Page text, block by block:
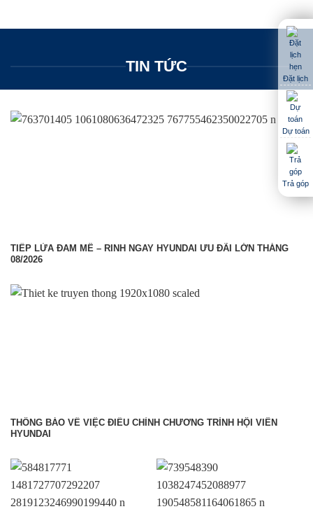
TIN TỨC
TIẾP LỬA ĐAM MÊ – RINH NGAY HYUNDAI ƯU ĐÃI LỚN THÁNG
08/2026
THÔNG BÁO VỀ VIỆC ĐIỀU CHỈNH CHƯƠNG TRÌNH HỘI VIÊN
HYUNDAI
Đặt lịch
Dự toán
Trả góp